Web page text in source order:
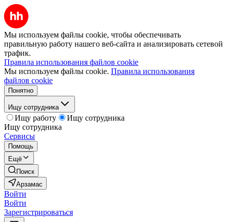
Мы используем файлы cookie, чтобы обеспечивать
правильную работу нашего веб-сайта и анализировать сетевой
трафик.
Правила использования файлов cookie
Мы используем файлы cookie. Правила использования
файлов cookie
Понятно
Ищу сотрудника
Ищу работу
Ищу сотрудника
Ищу сотрудника
Сервисы
Помощь
Ещё
Поиск
Арзамас
Войти
Войти
Зарегистрироваться